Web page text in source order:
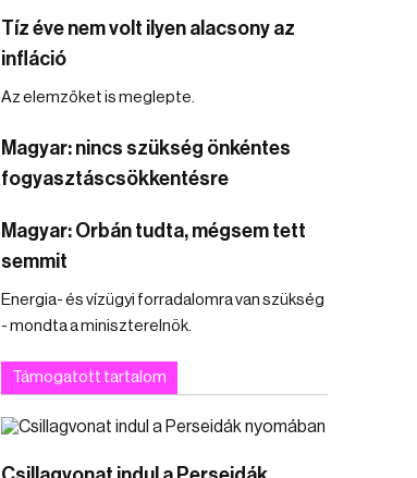
Tíz éve nem volt ilyen alacsony az
infláció
Az elemzőket is meglepte.
Magyar: nincs szükség önkéntes
fogyasztáscsökkentésre
Magyar: Orbán tudta, mégsem tett
semmit
Energia- és vízügyi forradalomra van szükség
- mondta a miniszterelnök.
Támogatott tartalom